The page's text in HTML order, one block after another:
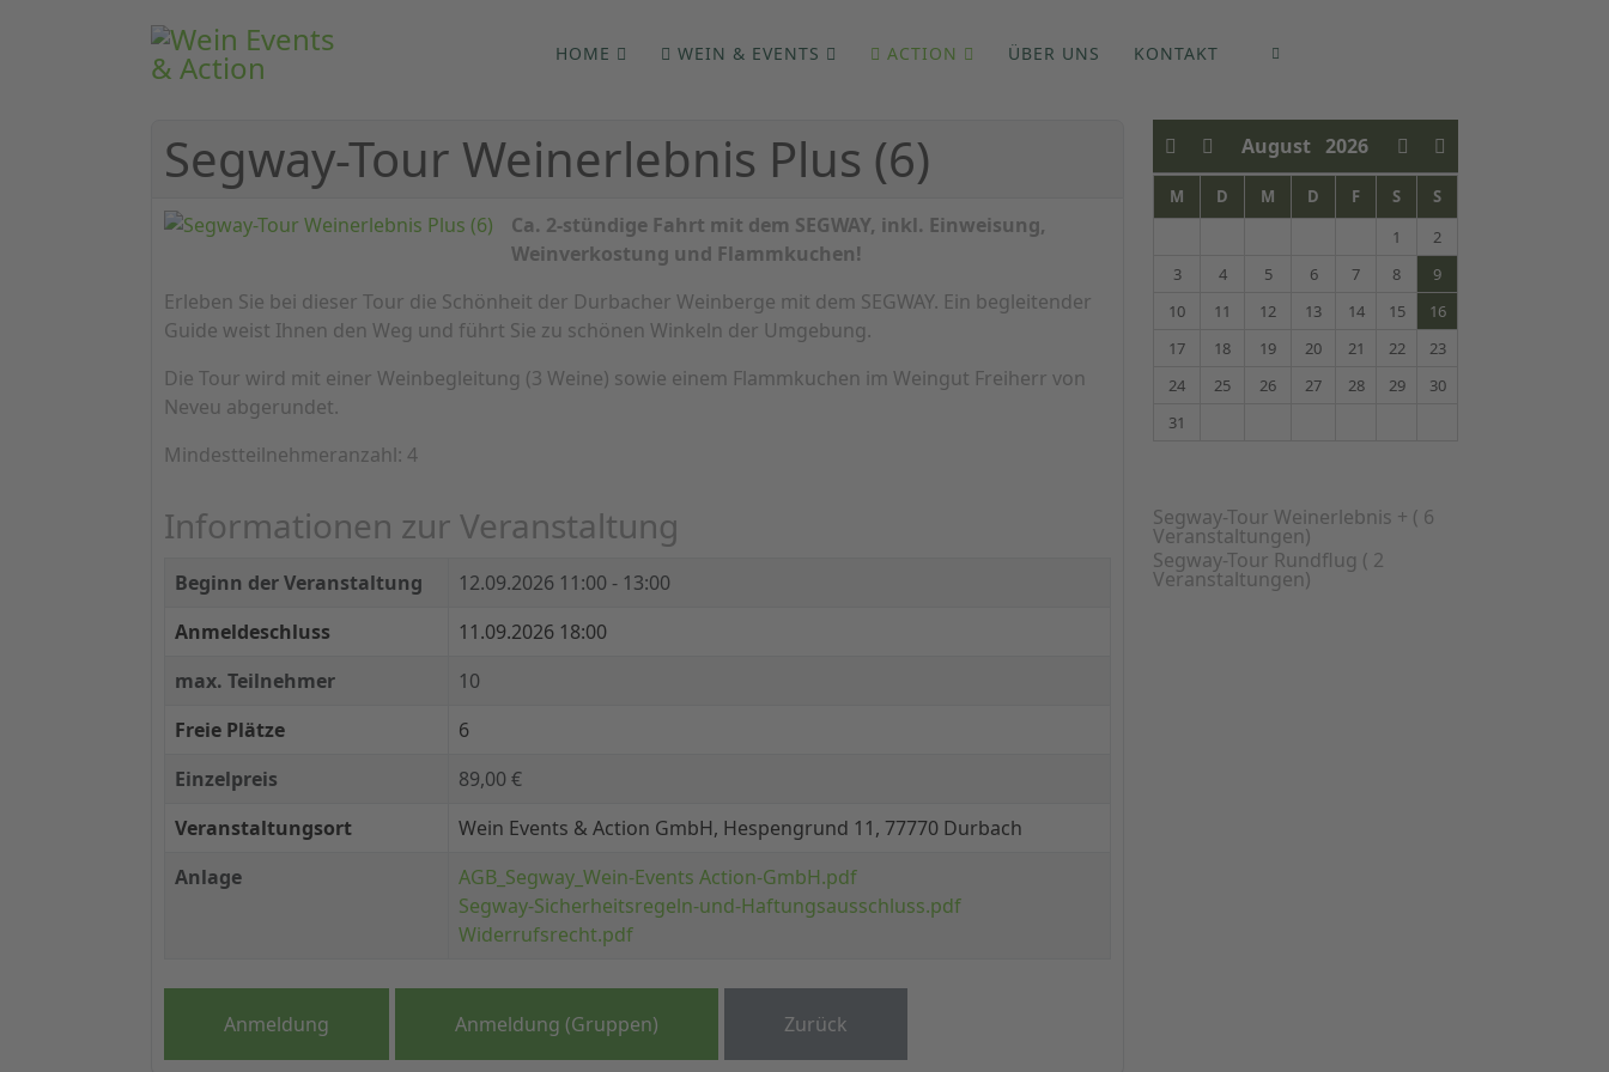
HOME WEIN & EVENTS ACTION ÜBER UNS KONTAKT
Segway-Tour Weinerlebnis Plus (6)
Ca. 2-stündige Fahrt mit dem SEGWAY, inkl. Einweisung,
Weinverkostung und Flammkuchen!
Erleben Sie bei dieser Tour die Schönheit der Durbacher Weinberge mit dem SEGWAY. Ein begleitender
Guide weist Ihnen den Weg und führt Sie zu schönen Winkeln der Umgebung.
Die Tour wird mit einer Weinbegleitung (3 Weine) sowie einem Flammkuchen im Weingut Freiherr von
Neveu abgerundet.
Mindestteilnehmeranzahl: 4
Informationen zur Veranstaltung
Beginn der Veranstaltung 12.09.2026 11:00 - 13:00
Anmeldeschluss
11.09.2026 18:00
max. Teilnehmer
10
Freie Plätze
6
Einzelpreis
89,00 €
Veranstaltungsort
Wein Events & Action GmbH, Hespengrund 11, 77770 Durbach
Anlage
AGB_Segway_Wein-Events Action-GmbH.pdf
Segway-Sicherheitsregeln-und-Haftungsausschluss.pdf
Widerrufsrecht.pdf
Anmeldung Anmeldung (Gruppen) Zurück
August 2026
M D M D F S
S
1
2
3
4 5 6 7 8
9
10
11 12 13 14 15
16
17
18 19 20 21 22
23
24
25 26 27 28 29
30
31
Segway-Tour Weinerlebnis + ( 6
Veranstaltungen)
Segway-Tour Rundflug ( 2
Veranstaltungen)